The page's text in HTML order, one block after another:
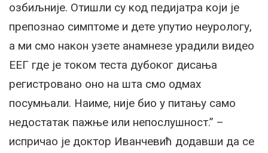
озбиљније. Отишли су код педијатра који је
препознао симптоме и дете упутио неурологу,
а ми смо након узете анамнезе урадили видео
ЕЕГ где је током теста дубоког дисања
регистровано оно на шта смо одмах
посумњали. Наиме, није био у питању само
недостатак пажње или непослушност.” –
испричао је доктор Иванчевић додавши да се